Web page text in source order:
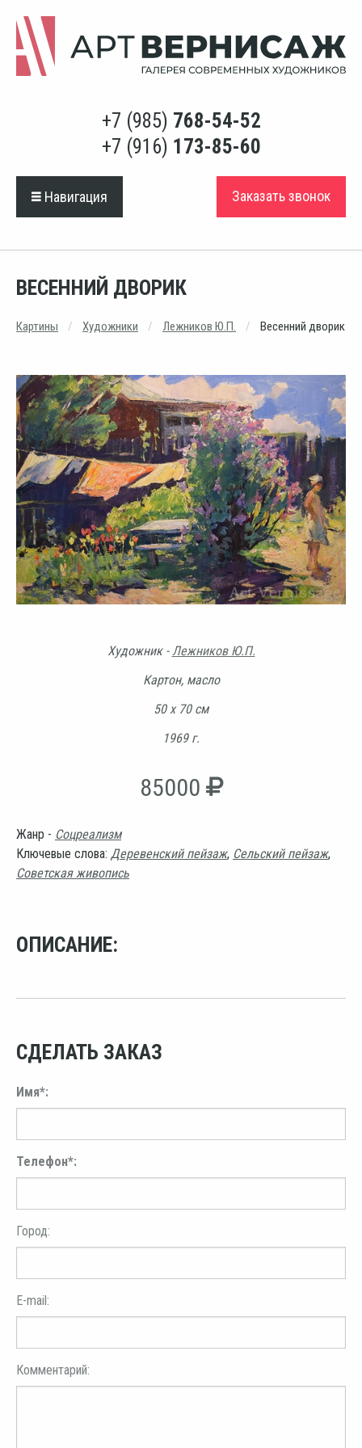
+7 (985) 768-54-52
+7 (916) 173-85-60
Навигация Заказать звонок
ВЕСЕННИЙ ДВОРИК
Картины Художники Лежников Ю.П. Весенний дворик
Художник -Лежников Ю.П.
Картон, масло
50 х 70 см
1969 г.
85000
Жанр - Соцреализм
Ключевые слова: Деревенский пейзаж, Сельский пейзаж,
Советская живопись
ОПИСАНИЕ:
СДЕЛАТЬ ЗАКАЗ
Имя*:
Телефон*:
Город:
E-mail:
Комментарий: